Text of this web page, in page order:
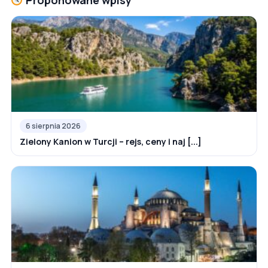
6 sierpnia 2026
Zielony Kanion w Turcji – rejs, ceny i naj [...]